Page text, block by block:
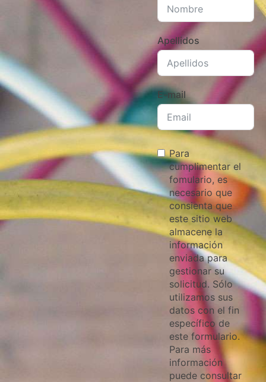
Apellidos
E-mail
Para
cumplimentar el
fomulario, es
necesario que
consienta que
este sitio web
almacene la
información
enviada para
gestionar su
solicitud. Sólo
utilizamos sus
datos con el fin
específico de
este formulario.
Para más
información
puede consultar